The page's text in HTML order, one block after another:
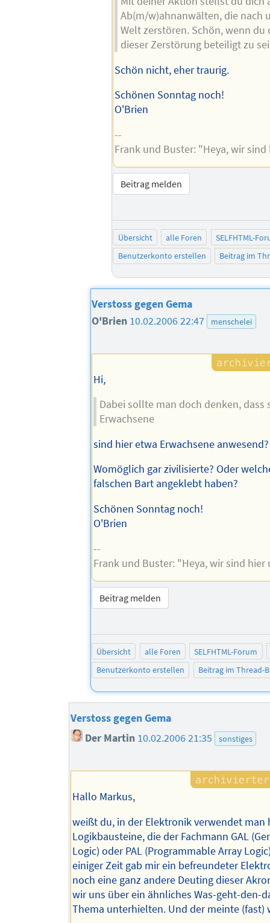
Ab(m/w)ahnanwälten, die nach
Welt zerstören. Schön, wenn
dieser Zerstörung beteiligt zu
Schön nicht, eher traurig.
Schönen Sonntag noch!
O'Brien
--
Frank und Buster: "Heya, wir
Beitrag melden
Übersicht alle Foren
SELFHTML-
Benutzerkonto erstellen
Beitrag im
Verstoss gegen Gema
O'Brien 10.02.2006 22:47 menschelei
Hi,
Dabei sollte man doch denken, dass
Erwachsene
sind hier etwa Erwachsene anwesend?
Womöglich gar zivilisierte? Oder
falschen Bart angeklebt haben?
Schönen Sonntag noch!
O'Brien
--
Frank und Buster: "Heya, wir sind
Beitrag melden
Übersicht alle Foren
SELFHTML-Forum
Benutzerkonto erstellen
Beitrag im Thread-
Verstoss gegen Gema
Der Martin 10.02.2006 21:35 sonstiges
Hallo Markus,
weißt du, in der Elektronik verwendet man
Logikbausteine, die der Fachmann GAL
Logic) oder PAL (Programmable Array
einiger Zeit gab mir ein befreundeter
noch eine ganz andere Deuting dieser
wir uns über ein ähnliches Was-geht-den-
Thema unterhielten. Und der meinte (fast)